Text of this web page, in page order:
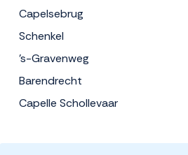
Capelsebrug
Schenkel
's-Gravenweg
Barendrecht
Capelle Schollevaar